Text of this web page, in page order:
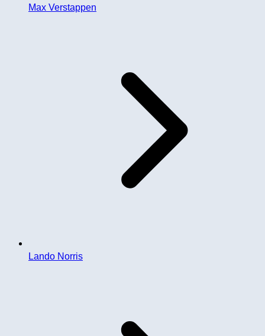
Max Verstappen
Lando Norris